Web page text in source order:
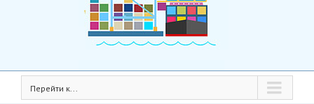
Перейти к...